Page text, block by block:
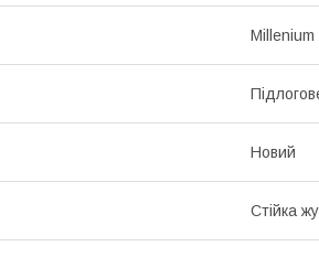
Millenium
Новий
Стійка